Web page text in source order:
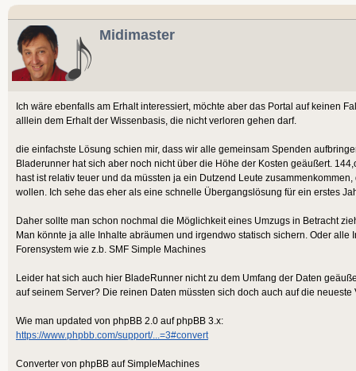
Midimaster
Ich wäre ebenfalls am Erhalt interessiert, möchte aber das Portal auf keinen
alllein dem Erhalt der Wissenbasis, die nicht verloren gehen darf.
die einfachste Lösung schien mir, dass wir alle gemeinsam Spenden
Bladerunner hat sich aber noch nicht über die Höhe der Kosten geäußert.
hast ist relativ teuer und da müssten ja ein Dutzend Leute
wollen. Ich sehe das eher als eine schnelle Übergangslösung für ein erstes
Daher sollte man schon nochmal die Möglichkeit eines Umzugs in Betracht
Man könnte ja alle Inhalte abräumen und irgendwo statisch sichern. Oder alle
Forensystem wie z.b. SMF Simple Machines
Leider hat sich auch hier BladeRunner nicht zu dem Umfang der Daten
auf seinem Server? Die reinen Daten müssten sich doch auch auf die
Wie man updated von phpBB 2.0 auf phpBB 3.x:
https://www.phpbb.com/support/...=3#convert
Converter von phpBB auf SimpleMachines